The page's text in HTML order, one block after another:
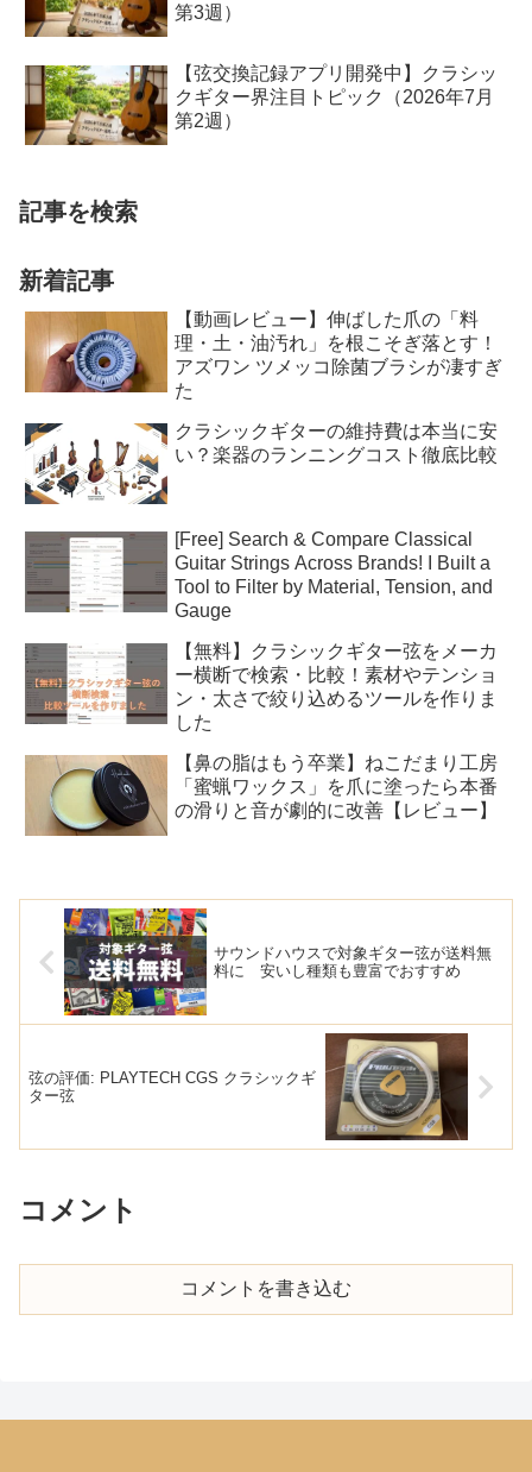
第3週）
【弦交換記録アプリ開発中】クラシッ
クギター界注目トピック（2026年7月
第2週）
記事を検索
新着記事
【動画レビュー】伸ばした爪の「料
理・土・油汚れ」を根こそぎ落とす！
アズワン ツメッコ除菌ブラシが凄すぎ
た
クラシックギターの維持費は本当に安
い？楽器のランニングコスト徹底比較
[Free] Search & Compare Classical
Guitar Strings Across Brands! I Built a
Tool to Filter by Material, Tension, and
Gauge
【無料】クラシックギター弦をメーカ
ー横断で検索・比較！素材やテンショ
ン・太さで絞り込めるツールを作りま
した
【鼻の脂はもう卒業】ねこだまり工房
「蜜蝋ワックス」を爪に塗ったら本番
の滑りと音が劇的に改善【レビュー】
サウンドハウスで対象ギター弦が送料無
料に 安いし種類も豊富でおすすめ
弦の評価: PLAYTECH CGS クラシックギ
ター弦
コメント
コメントを書き込む